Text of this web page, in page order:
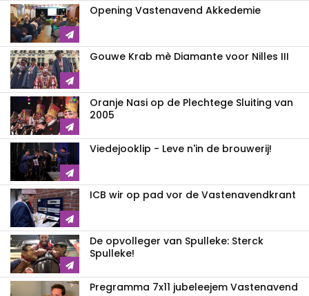
Opening Vastenavend Akkedemie
Gouwe Krab mè Diamante voor Nilles III
Oranje Nasi op de Plechtege Sluiting van
2005
Viedejooklip - Leve n'in de brouwerij!
ICB wir op pad vor de Vastenavendkrant
De opvolleger van Spulleke: Sterck
Spulleke!
Pregramma 7x11 jubeleejem Vastenavend